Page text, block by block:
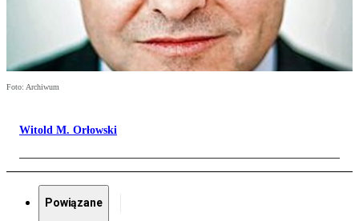
Foto: Archiwum
Witold M. Orłowski
Powiązane